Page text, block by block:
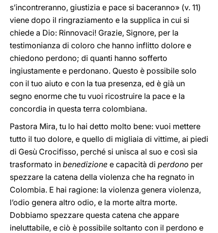
s’incontreranno, giustizia e pace si baceranno» (v. 11)
viene dopo il ringraziamento e la supplica in cui si
chiede a Dio: Rinnovaci! Grazie, Signore, per la
testimonianza di coloro che hanno inflitto dolore e
chiedono perdono; di quanti hanno sofferto
ingiustamente e perdonano. Questo è possibile solo
con il tuo aiuto e con la tua presenza, ed è già un
segno enorme che tu vuoi ricostruire la pace e la
concordia in questa terra colombiana.
Pastora Mira, tu lo hai detto molto bene: vuoi mettere
tutto il tuo dolore, e quello di migliaia di vittime, ai piedi
di Gesù Crocifisso, perché si unisca al suo e così sia
trasformato in benedizione e capacità di perdono per
spezzare la catena della violenza che ha regnato in
Colombia. E hai ragione: la violenza genera violenza,
l’odio genera altro odio, e la morte altra morte.
Dobbiamo spezzare questa catena che appare
ineluttabile, e ciò è possibile soltanto con il perdono e